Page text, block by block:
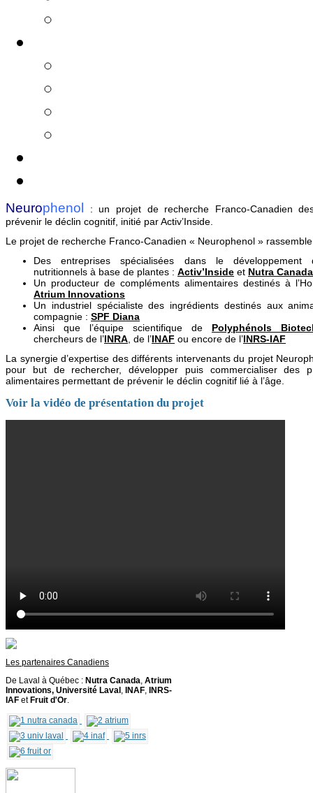
Neurophenol
: un projet de recherche Franco-Canadien
prévenir le déclin cognitif, initié par Activ’Inside.
Le projet de recherche Franco-Canadien « Neurophenol »
Des entreprises spécialisées dans le développement
nutritionnels à base de plantes : Activ’Inside et Nutra Canada
Un producteur de compléments alimentaires destinés à
Atrium Innovations
Un industriel spécialiste des ingrédients destinés aux
compagnie : SPF Diana
Ainsi que l’équipe scientifique de Polyphénols
chercheurs de l’INRA , de l’INAF ou encore de l’INRS-IAF
La synergie d’expertise des différents intervenants du projet
pour but de rechercher, développer puis commercialiser des
alimentaires permettant de prévenir le déclin cognitif lié à l’âge.
Voir la vidéo de présentation du projet
Les partenaires Canadiens
De Laval à Québec : Nutra Canada, Atrium
Innovations, Université Laval , INAF, INRS-
IAF et Fruit d'Or.